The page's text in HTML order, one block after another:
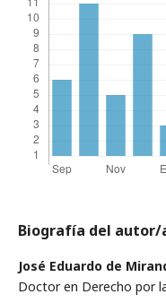
Biografía del autor/
José Eduardo de
Doctor en Derecho por